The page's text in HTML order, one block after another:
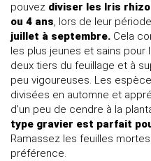
pouvez diviser les Iris
ou 4 ans, lors de leur
juillet à septembre. Cela
les plus jeunes et sains
deux tiers du feuillage et à
peu vigoureuses. Les
divisées en automne et
d'un peu de cendre à la
type gravier est parfait
Ramassez les feuilles
préférence.